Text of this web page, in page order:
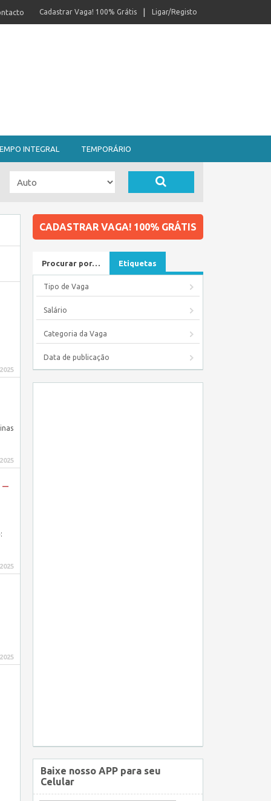
Ligar/Registo
Cadastrar Vaga! 100% Grátis
INTEGRAL TEMPORÁRIO
–
CADASTRAR VAGA! 100% GRÁTIS
Procurar por… Etiquetas
Tipo de Vaga
Salário
Categoria da Vaga
Data de publicação
Baixe nosso APP para seu
Celular